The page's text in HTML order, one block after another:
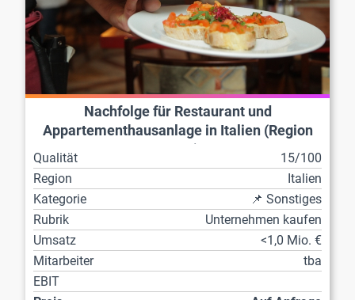
Nachfolge für Restaurant und
Appartementhausanlage in Italien (Region
Qualität
15/100
Region
Italien
Kategorie
📌 Sonstiges
Rubrik
Unternehmen kaufen
Umsatz
<1,0 Mio. €
Mitarbeiter
tba
EBIT